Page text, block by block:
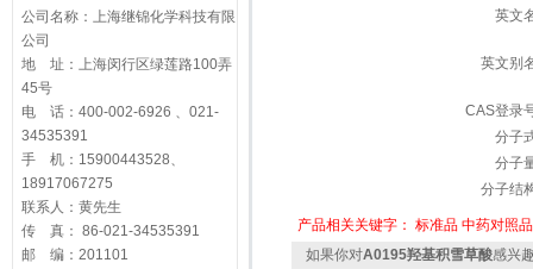
公司名称：上海继锦化学科技有限
公司
地 址：上海闵行区绿莲路100弄
45号
电 话：400-002-6926 、021-
34535391
手 机：15900443528、
18917067275
联系人：黄先生
传 真： 86-021-34535391
邮 编：201101
英文
英文别
CAS登录
分子
分子
分子结
产品相关关键字： 标准品 中药对照品
如果你对A0195羟基积雪草酸感兴